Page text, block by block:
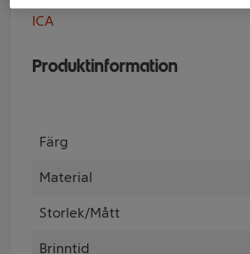
ICA
Produktinformation
Färg
Material
Storlek/Mått
Brinntid